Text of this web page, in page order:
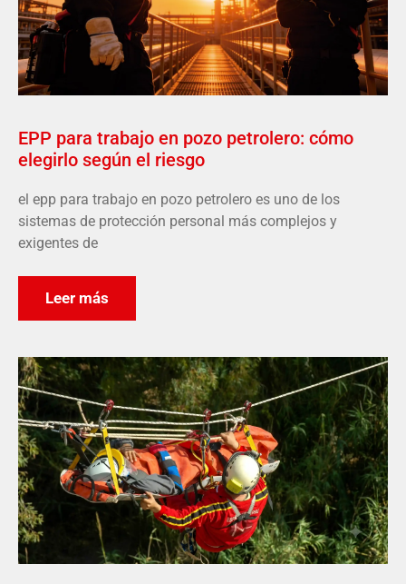
EPP para trabajo en pozo petrolero: cómo
elegirlo según el riesgo
el epp para trabajo en pozo petrolero es uno de los
sistemas de protección personal más complejos y
exigentes de
Leer más